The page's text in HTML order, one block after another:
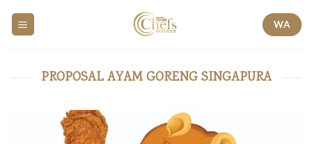
WA
PROPOSAL AYAM GORENG SINGAPURA